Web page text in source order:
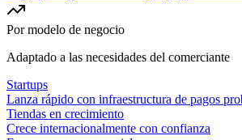
Por modelo de negocio
Adaptado a las necesidades del comerciante
Startups
Lanza rápido con infraestructura de pagos
Tiendas en crecimiento
Crece internacionalmente con confianza